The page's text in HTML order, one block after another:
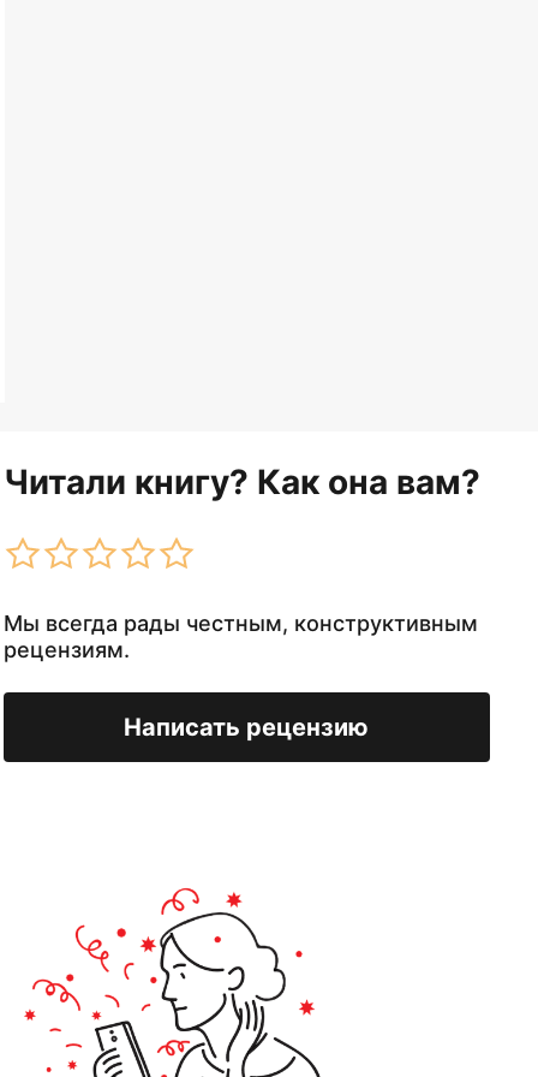
Читали книгу? Как она вам?
Мы всегда рады честным, конструктивным
рецензиям.
Написать рецензию